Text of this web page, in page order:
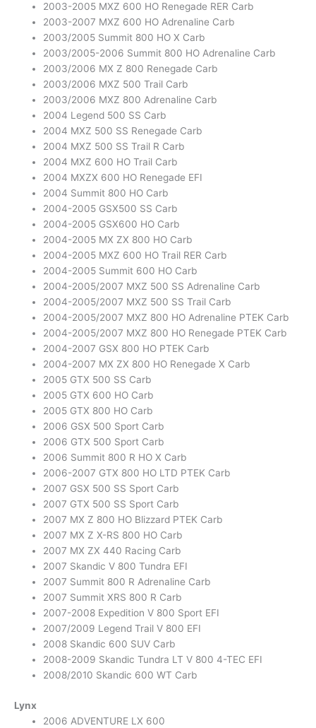
2003-2005 MXZ 600 HO Renegade RER Carb
2003-2007 MXZ 600 HO Adrenaline Carb
2003/2005 Summit 800 HO X Carb
2003/2005-2006 Summit 800 HO Adrenaline Carb
2003/2006 MX Z 800 Renegade Carb
2003/2006 MXZ 500 Trail Carb
2003/2006 MXZ 800 Adrenaline Carb
2004 Legend 500 SS Carb
2004 MXZ 500 SS Renegade Carb
2004 MXZ 500 SS Trail R Carb
2004 MXZ 600 HO Trail Carb
2004 MXZX 600 HO Renegade EFI
2004 Summit 800 HO Carb
2004-2005 GSX500 SS Carb
2004-2005 GSX600 HO Carb
2004-2005 MX ZX 800 HO Carb
2004-2005 MXZ 600 HO Trail RER Carb
2004-2005 Summit 600 HO Carb
2004-2005/2007 MXZ 500 SS Adrenaline Carb
2004-2005/2007 MXZ 500 SS Trail Carb
2004-2005/2007 MXZ 800 HO Adrenaline PTEK Carb
2004-2005/2007 MXZ 800 HO Renegade PTEK Carb
2004-2007 GSX 800 HO PTEK Carb
2004-2007 MX ZX 800 HO Renegade X Carb
2005 GTX 500 SS Carb
2005 GTX 600 HO Carb
2005 GTX 800 HO Carb
2006 GSX 500 Sport Carb
2006 GTX 500 Sport Carb
2006 Summit 800 R HO X Carb
2006-2007 GTX 800 HO LTD PTEK Carb
2007 GSX 500 SS Sport Carb
2007 GTX 500 SS Sport Carb
2007 MX Z 800 HO Blizzard PTEK Carb
2007 MX Z X-RS 800 HO Carb
2007 MX ZX 440 Racing Carb
2007 Skandic V 800 Tundra EFI
2007 Summit 800 R Adrenaline Carb
2007 Summit XRS 800 R Carb
2007-2008 Expedition V 800 Sport EFI
2007/2009 Legend Trail V 800 EFI
2008 Skandic 600 SUV Carb
2008-2009 Skandic Tundra LT V 800 4-TEC EFI
2008/2010 Skandic 600 WT Carb
Lynx
2006 ADVENTURE LX 600